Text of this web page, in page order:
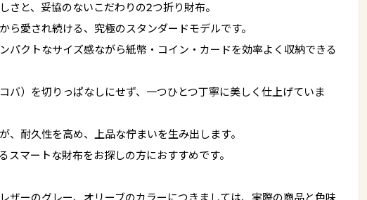
さと、妥協のないこだわりの2つ折り財布。
ら愛され続ける、究極のスタンダードモデルです。
パクトなサイズ感ながら紙幣・コイン・カードを効率よく収納できる
バ）を切りっぱなしにせず、一つひとつ丁寧に美しく仕上げていま
、耐久性を高め、上品な佇まいを生み出します。
スマートな財布をお探しの方におすすめです。